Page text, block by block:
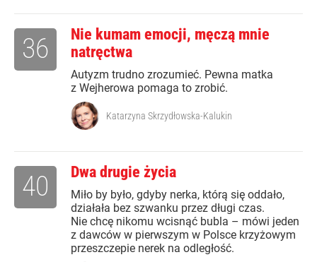
Nie kumam emocji, męczą mnie
natręctwa
Autyzm trudno zrozumieć. Pewna matka
z Wejherowa pomaga to zrobić.
36
Katarzyna Skrzydłowska-Kalukin
Dwa drugie życia
Miło by było, gdyby nerka, którą się oddało,
działała bez szwanku przez długi czas.
Nie chcę nikomu wcisnąć bubla – mówi jeden
z dawców w pierwszym w Polsce krzyżowym
przeszczepie nerek na odległość.
40